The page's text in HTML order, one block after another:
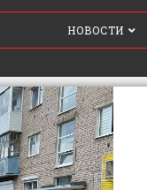
НОВОСТИ